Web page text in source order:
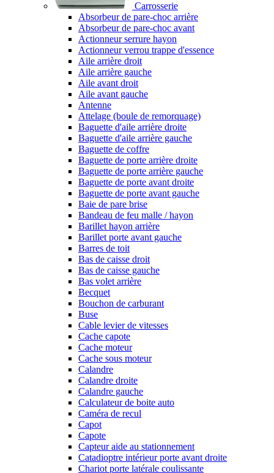
Carrosserie
Absorbeur de pare-choc arrière
Absorbeur de pare-choc avant
Actionneur serrure hayon
Actionneur verrou trappe d'essence
Aile arrière droit
Aile arrière gauche
Aile avant droit
Aile avant gauche
Antenne
Attelage (boule de remorquage)
Baguette d'aile arrière droite
Baguette d'aile arrière gauche
Baguette de coffre
Baguette de porte arrière droite
Baguette de porte arrière gauche
Baguette de porte avant droite
Baguette de porte avant gauche
Baie de pare brise
Bandeau de feu malle / hayon
Barillet hayon arrière
Barillet porte avant gauche
Barres de toit
Bas de caisse droit
Bas de caisse gauche
Bas volet arrière
Becquet
Bouchon de carburant
Buse
Cable levier de vitesses
Cache capote
Cache moteur
Cache sous moteur
Calandre
Calandre droite
Calandre gauche
Calculateur de boite auto
Caméra de recul
Capot
Capote
Capteur aide au stationnement
Catadioptre intérieur porte avant droite
Chariot porte latérale coulissante